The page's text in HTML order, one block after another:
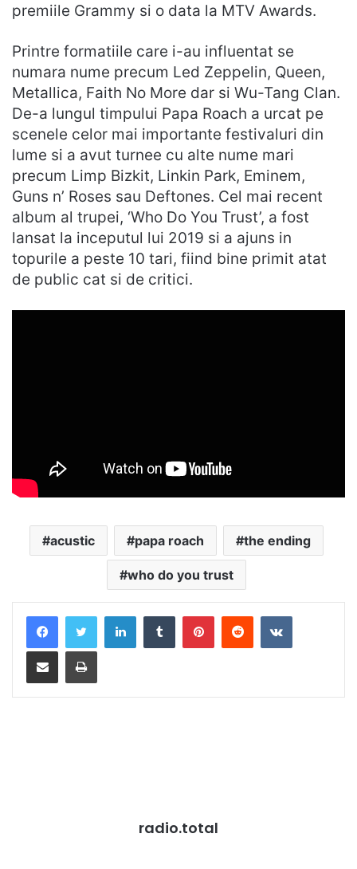
premiile Grammy si o data la MTV Awards.
Printre formatiile care i-au influentat se
numara nume precum Led Zeppelin, Queen,
Metallica, Faith No More dar si Wu-Tang Clan.
De-a lungul timpului Papa Roach a urcat pe
scenele celor mai importante festivaluri din
lume si a avut turnee cu alte nume mari
precum Limp Bizkit, Linkin Park, Eminem,
Guns n’ Roses sau Deftones. Cel mai recent
album al trupei, ‘Who Do You Trust’, a fost
lansat la inceputul lui 2019 si a ajuns in
topurile a peste 10 tari, fiind bine primit atat
de public cat si de critici.
acustic papa roach the ending
who do you trust
LinkedInTumblrPinterestRedditVKontakte
Distribuie prin mail Tipărește
radio.total